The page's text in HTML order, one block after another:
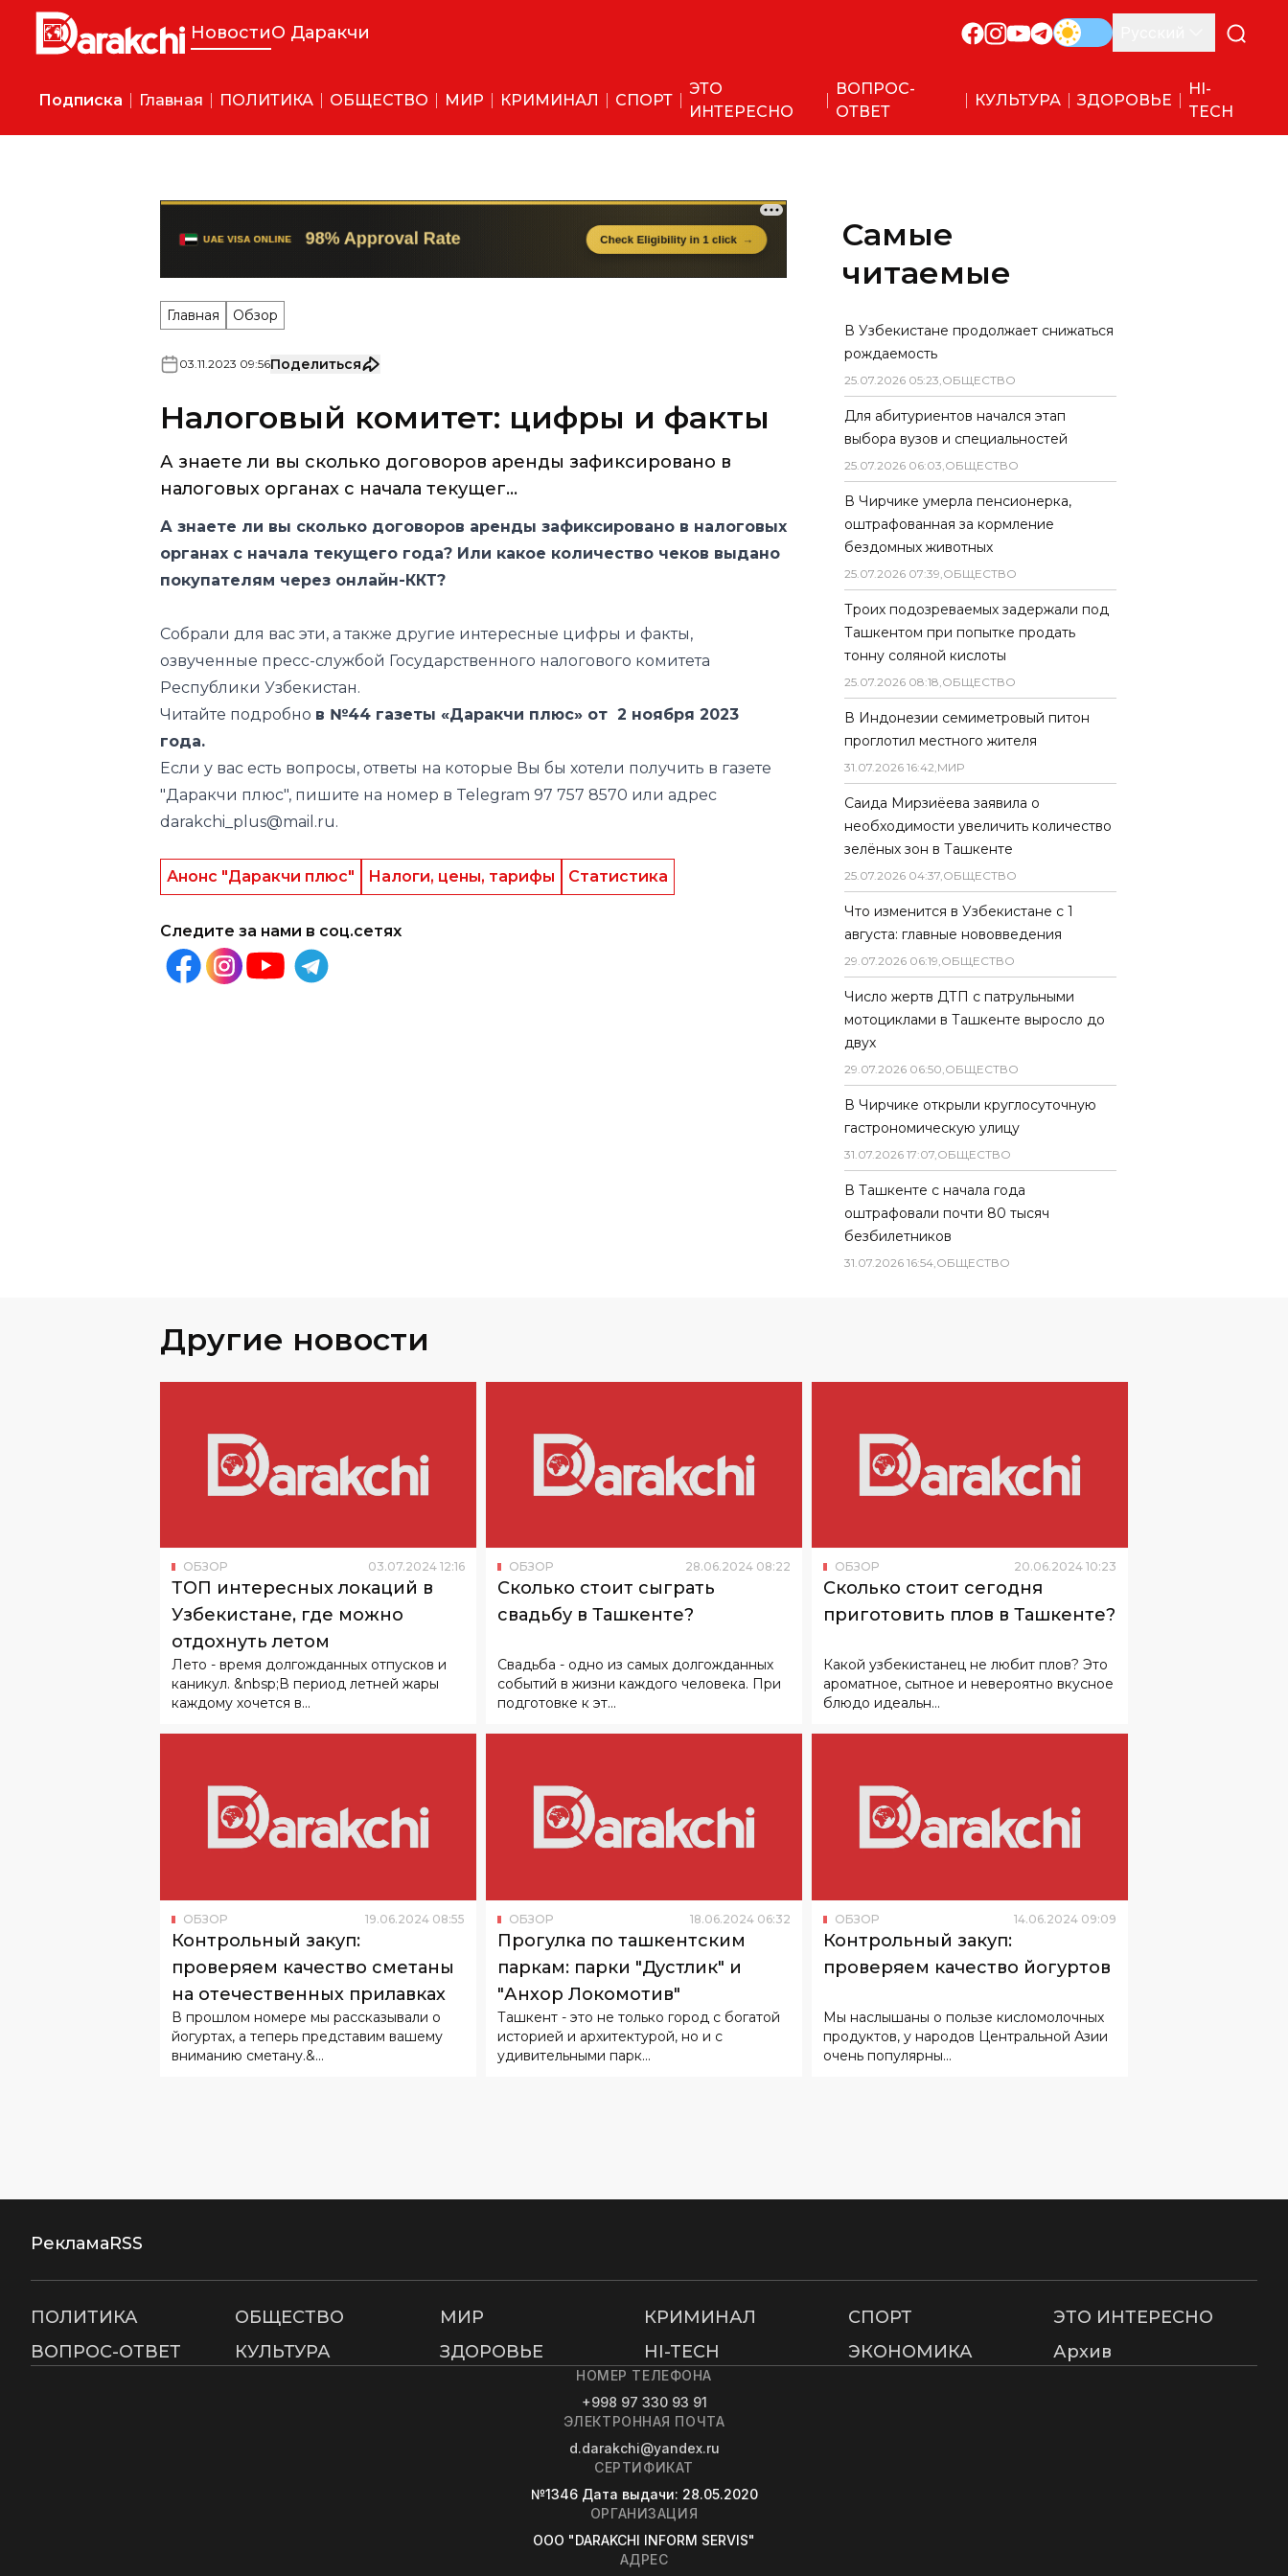
НовостиО Даракчи
Подписка Главная ПОЛИТИКА ОБЩЕСТВО МИР КРИМИНАЛ СПОРТ
ЭТО
ИНТЕРЕСНО
ВОПРОС-
ОТВЕТ
КУЛЬТУРА ЗДОРОВЬЕ
HI-
TECH
Главная Обзор
03 11 2023 09:56Поделиться
Налоговый комитет: цифры и факты
А знаете ли вы сколько договоров аренды зафиксировано в
налоговых органах с начала текущег...
А знаете ли вы сколько договоров аренды зафиксировано в налоговых
органах с начала текущего года? Или какое количество чеков выдано
покупателям через онлайн-ККТ?
Собрали для вас эти, а также другие интересные цифры и факты,
озвученные пресс-службой Государственного налогового комитета
Республики Узбекистан.
Читайте подробно в №44 газеты «Даракчи плюс» от 2 ноября 2023
года.
Если у вас есть вопросы, ответы на которые Вы бы хотели получить в газете
"Даракчи плюс", пишите на номер в Telegram 97 757 8570 или адрес
darakchi_plus@mail.ru.
Анонс "Даракчи плюс" Налоги, цены, тарифы Статистика
Следите за нами в соц.сетях
Самые
читаемые
В Узбекистане продолжает снижаться
рождаемость
25.07.2026 05:23,ОБЩЕСТВО
Для абитуриентов начался этап
выбора вузов и специальностей
25.07.2026 06:03,ОБЩЕСТВО
В Чирчике умерла пенсионерка,
оштрафованная за кормление
бездомных животных
25.07.2026 07:39,ОБЩЕСТВО
Троих подозреваемых задержали под
Ташкентом при попытке продать
тонну соляной кислоты
25.07.2026 08:18,ОБЩЕСТВО
В Индонезии семиметровый питон
проглотил местного жителя
31.07.2026 16:42,МИР
Саида Мирзиёева заявила о
необходимости увеличить количество
зелёных зон в Ташкенте
25.07.2026 04:37,ОБЩЕСТВО
Что изменится в Узбекистане с 1
августа: главные нововведения
29.07.2026 06:19,ОБЩЕСТВО
Число жертв ДТП с патрульными
мотоциклами в Ташкенте выросло до
двух
29.07.2026 06:50,ОБЩЕСТВО
В Чирчике открыли круглосуточную
гастрономическую улицу
31.07.2026 17:07,ОБЩЕСТВО
В Ташкенте с начала года
оштрафовали почти 80 тысяч
безбилетников
31.07.2026 16:54,ОБЩЕСТВО
Другие новости
ОБЗОР 03.07.2024 12:16
ТОП интересных локаций в
Узбекистане, где можно
отдохнуть летом
Лето - время долгожданных отпусков и
каникул. &nbsp;В период летней жары
каждому хочется в...
ОБЗОР 28.06.2024 08:22
Сколько стоит сыграть
свадьбу в Ташкенте?
Свадьба - одно из самых долгожданных
событий в жизни каждого человека. При
подготовке к эт...
ОБЗОР 20.06.2024 10:23
Сколько стоит сегодня
приготовить плов в Ташкенте?
Какой узбекистанец не любит плов? Это
ароматное, сытное и невероятно вкусное
блюдо идеальн...
ОБЗОР 19.06.2024 08:55
Контрольный закуп:
проверяем качество сметаны
на отечественных прилавках
В прошлом номере мы рассказывали о
йогуртах, а теперь представим вашему
вниманию сметану.&...
ОБЗОР 18.06.2024 06:32
Прогулка по ташкентским
паркам: парки "Дустлик" и
"Анхор Локомотив"
Ташкент - это не только город с богатой
историей и архитектурой, но и с
удивительными парк...
ОБЗОР 14.06.2024 09:09
Контрольный закуп:
проверяем качество йогуртов
Мы наслышаны о пользе кисломолочных
продуктов, у народов Центральной Азии
очень популярны...
РекламаRSS
ПОЛИТИКА ОБЩЕСТВО МИР КРИМИНАЛ СПОРТ
ЭТО ИНТЕРЕСНО
ВОПРОС-ОТВЕТ
КУЛЬТУРА ЗДОРОВЬЕ HI-TECH ЭКОНОМИКА Архив
НОМЕР ТЕЛЕФОНА
+998 97 330 93 91
ЭЛЕКТРОННАЯ ПОЧТА
d.darakchi@yandex.ru
СЕРТИФИКАТ
№1346 Дата выдачи: 28.05.2020
ОРГАНИЗАЦИЯ
OOO "DARAKCHI INFORM SERVIS"
АДРЕС